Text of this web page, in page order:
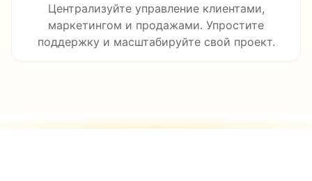
Централизуйте управление клиентами,
маркетингом и продажами. Упростите
поддержку и масштабируйте свой проект.